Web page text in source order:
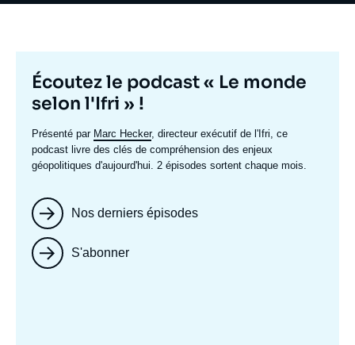
Titre
mis
en
avant
Écoutez le podcast « Le monde
selon l'Ifri » !
Texte
accroche
Présenté par Marc Hecker, directeur exécutif de l'Ifri, ce
podcast livre des clés de compréhension des enjeux
géopolitiques d'aujourd'hui. 2 épisodes sortent chaque mois.
Nos derniers épisodes
S'abonner